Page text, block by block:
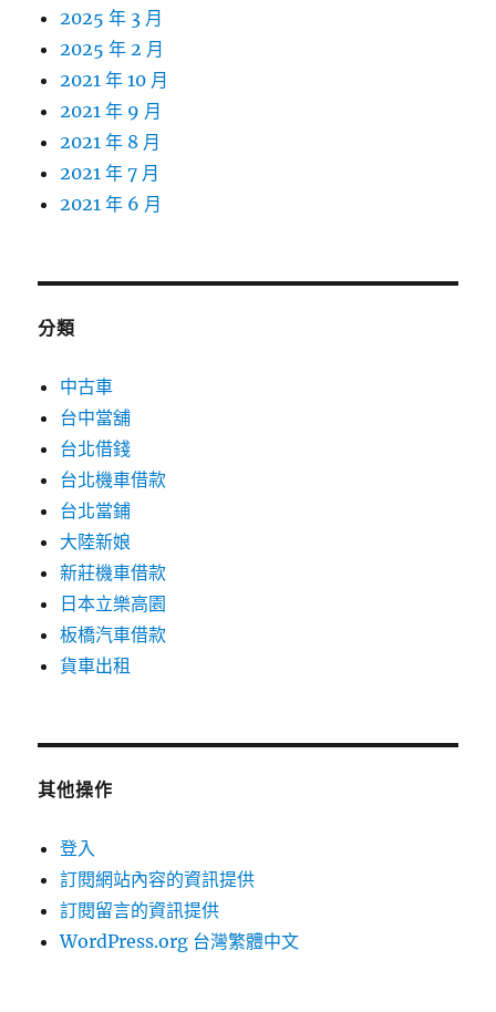
2025 年 3 月
2025 年 2 月
2021 年 10 月
2021 年 9 月
2021 年 8 月
2021 年 7 月
2021 年 6 月
分類
中古車
台中當舖
台北借錢
台北機車借款
台北當鋪
大陸新娘
新莊機車借款
日本立樂高園
板橋汽車借款
貨車出租
其他操作
登入
訂閱網站內容的資訊提供
訂閱留言的資訊提供
WordPress.org 台灣繁體中文